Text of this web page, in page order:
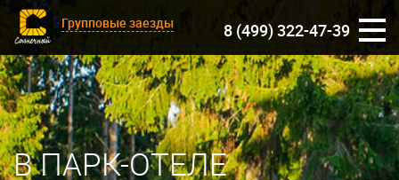
Групповые заезды 8 (499) 322-47-39
В ПАРК-ОТЕЛЕ